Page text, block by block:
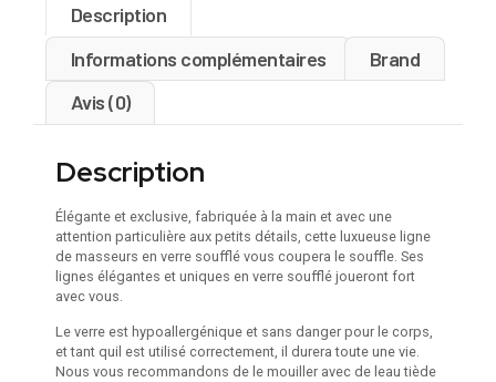
Description
Informations complémentaires
Brand
Avis (0)
Description
Élégante et exclusive, fabriquée à la main et avec une
attention particulière aux petits détails, cette luxueuse ligne
de masseurs en verre soufflé vous coupera le souffle. Ses
lignes élégantes et uniques en verre soufflé joueront fort
avec vous.
Le verre est hypoallergénique et sans danger pour le corps,
et tant quil est utilisé correctement, il durera toute une vie.
Nous vous recommandons de le mouiller avec de leau tiède